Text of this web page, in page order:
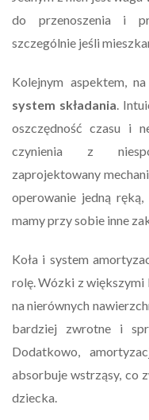
do przenoszenia i
szczególnie jeśli
Kolejnym aspektem,
system składania.
oszczędność czasu i
czynienia z
zaprojektowany
operowanie jedną
mamy przy sobie inne
Koła i system
rolę. Wózki z większymi
na nierównych
bardziej zwrotne i
Dodatkowo,
absorbuje wstrząsy, co
dziecka.